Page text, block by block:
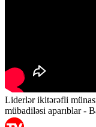
Liderlər ikitərəfli
mübadiləsi aparıblar -